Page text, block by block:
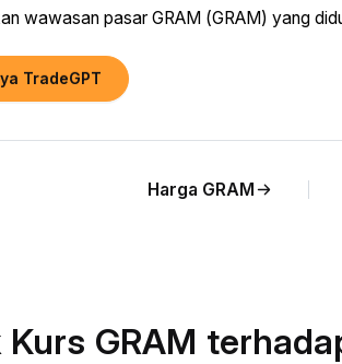
wawasan pasar GRAM (GRAM) yang
TradeGPT
Harga GRAM
GRAM